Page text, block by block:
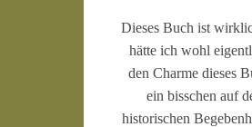
Dieses Buch ist
hätte ich wohl
den Charme dieses
ein bisschen auf
historischen